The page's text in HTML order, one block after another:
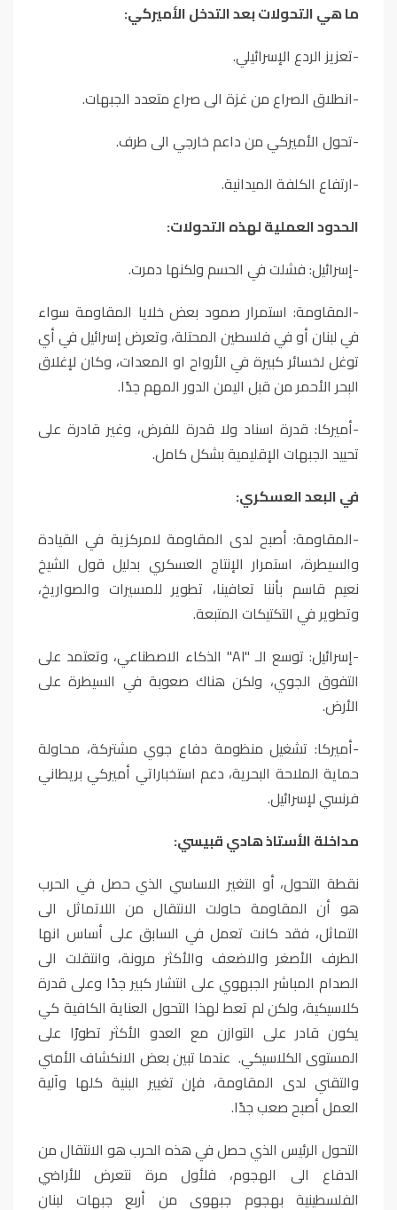
ما هي التحولات بعد التدخل الأميركي:
-تعزيز الردع الإسرائيلي.
-انطلاق الصراع من غزة الى صراع متعدد الجبهات.
-تحول الأميركي من داعم خارجي الى طرف.
-ارتفاع الكلفة الميدانية.
الحدود العملية لهذه التحولات:
-إسرائيل: فشلت في الحسم ولكنها دمرت.
-المقاومة: استمرار صمود بعض خلايا المقاومة سواء
في لبنان أو في فلسطين المحتلة، وتعرض إسرائيل في أي
توغل لخسائر كبيرة في الأرواح او المعدات، وكان لإغلاق
البحر الأحمر من قبل اليمن الدور المهم جدًا.
-أميركا: قدرة اسناد ولا قدرة للفرض، وغير قادرة على
تحييد الجبهات الإقليمية بشكل كامل.
في البعد العسكري:
-المقاومة: أصبح لدى المقاومة لامركزية في القيادة
والسيطرة، استمرار الإنتاج العسكري بدليل قول الشيخ
نعيم قاسم بأننا تعافينا، تطوير للمسيرات والصواريخ،
وتطوير في التكتيكات المتبعة.
-إسرائيل: توسع الـ "AI" الذكاء الاصطناعي، وتعتمد على
التفوق الجوي، ولكن هناك صعوبة في السيطرة على
الأرض.
-أميركا: تشغيل منظومة دفاع جوي مشتركة، محاولة
حماية الملاحة البحرية، دعم استخباراتي أميركي بريطاني
فرنسي لإسرائيل.
مداخلة الأستاذ هادي قبيسي:
نقطة التحول، أو التغير الاساسي الذي حصل في الحرب
هو أن المقاومة حاولت الانتقال من اللاتماثل الى
التماثل، فقد كانت تعمل في السابق على أساس انها
الطرف الأصغر والاضعف والأكثر مرونة، وانتقلت الى
الصدام المباشر الجبهوي على انتشار كبير جدًا وعلى قدرة
كلاسيكية، ولكن لم تعط لهذا التحول العناية الكافية كي
يكون قادر على التوازن مع العدو الأكثر تطورًا على
المستوى الكلاسيكي. عندما تبين بعض الانكشاف الأمني
والتقني لدى المقاومة، فإن تغيير البنية كلها وآلية
العمل أصبح صعب جدًا.
التحول الرئيس الذي حصل في هذه الحرب هو الانتقال من
الدفاع الى الهجوم، فلأول مرة نتعرض للأراضي
الفلسطينية بهجوم جبهوي من أربع جبهات لبنان